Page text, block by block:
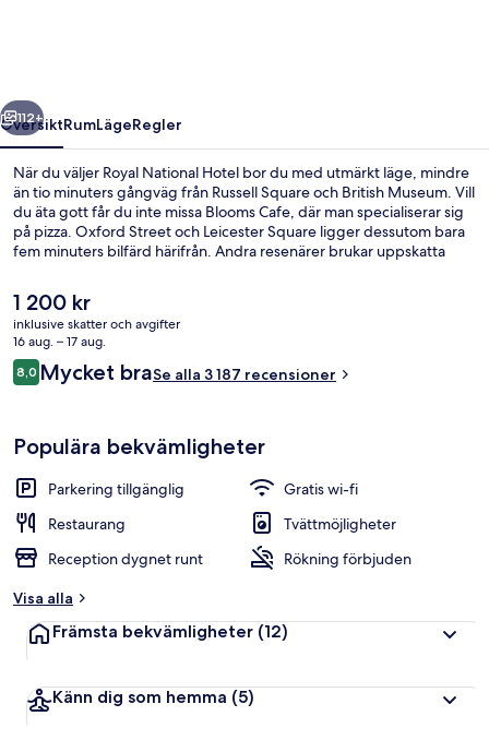
Nästa
112+
ÖversiktRumLägeRegler
När du väljer Royal National Hotel bor du med utmärkt läge, mindre
än tio minuters gångväg från Russell Square och British Museum. Vill
du äta gott får du inte missa Blooms Cafe, där man specialiserar sig
på pizza. Oxford Street och Leicester Square ligger dessutom bara
fem minuters bilfärd härifrån. Andra resenärer brukar uppskatta
för att det ligger så nära kollektivtrafiken. Russell Square
Underground Station ligger bara 3 minuter bort och till Euston
Underground Station tar det inte mer än 10 minuter att gå.
Det
nuvarande
priset
är
1 200 kr
1 200 kr
inklusive skatter och avgifter
16 aug. – 17 aug.
Recensioner
8,08,0 av 10,
Mycket braSe alla 3 187 recensioner
Populära bekvämligheter
Parkering tillgänglig
Gratis wi-fi
Restaurang
Tvättmöjligheter
Reception dygnet runt
Rökning förbjuden
Visa alla
Främsta bekvämligheter (12)
Känn dig som hemma (5)